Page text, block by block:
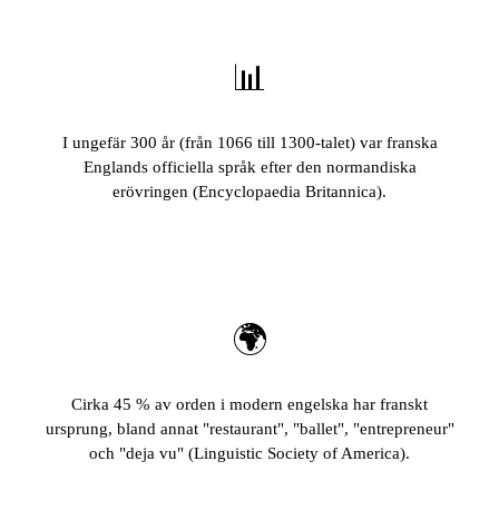
📊
I ungefär 300 år (från 1066 till 1300-talet) var franska
Englands officiella språk efter den normandiska
erövringen (Encyclopaedia Britannica).
🌍
Cirka 45 % av orden i modern engelska har franskt
ursprung, bland annat "restaurant", "ballet", "entrepreneur"
och "deja vu" (Linguistic Society of America).